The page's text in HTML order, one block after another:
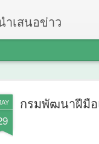
กรมพัฒนาฝีมือ
เสนอข่าว